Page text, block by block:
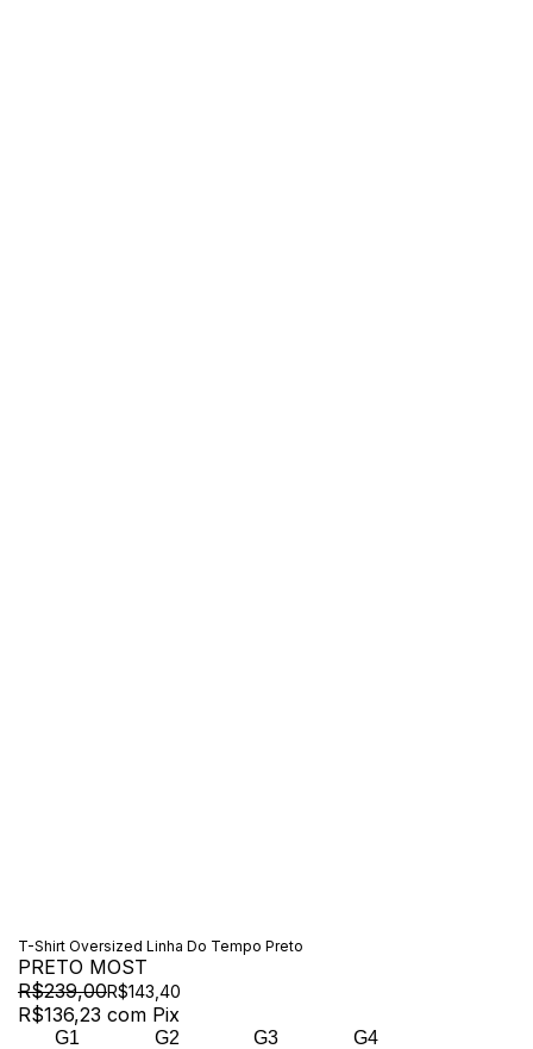
T-Shirt Oversized Linha Do Tempo Preto
PRETO MOST
R$239,00R$143,40
R$136,23 com Pix
G1 G2 G3 G4